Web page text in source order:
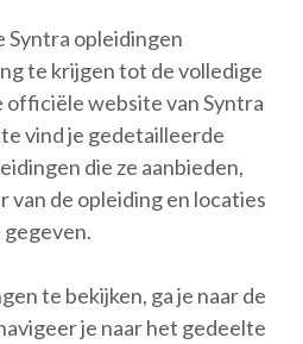
Syntra opleidingen
te krijgen tot de volledige
officiële website van Syntra
vind je gedetailleerde
die ze aanbieden,
de opleiding en locaties
te bekijken, ga je naar de
je naar het gedeelte